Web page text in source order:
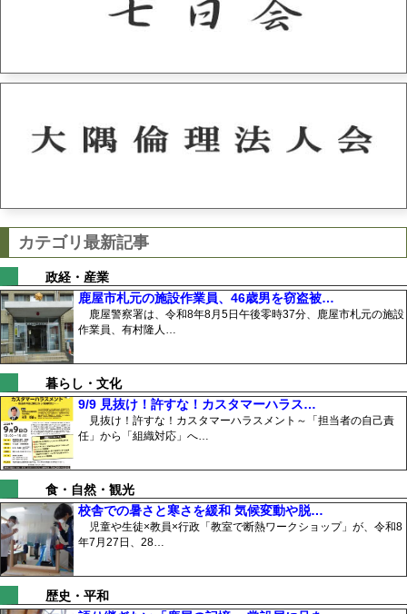
カテゴリ最新記事
政経・産業
鹿屋市札元の施設作業員、46歳男を窃盗被…
鹿屋警察署は、令和8年8月5日午後零時37分、鹿屋市札元の施設
作業員、有村隆人…
暮らし・文化
9/9 見抜け！許すな！カスタマーハラス…
見抜け！許すな！カスタマーハラスメント～「担当者の自己責
任」から「組織対応」へ…
食・自然・観光
校舎での暑さと寒さを緩和 気候変動や脱…
児童や生徒×教員×行政「教室で断熱ワークショップ」が、令和8
年7月27日、28…
歴史・平和